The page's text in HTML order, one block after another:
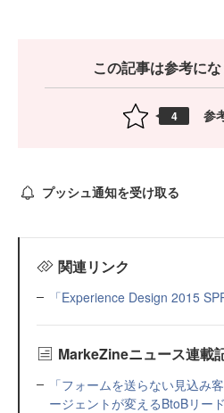
この記事は参考に
4 参
プッシュ通知を受け取る
関連リンク
「Experience Design 2015
MarkeZineニュース連載
「フォームを送らない見込み
ージェントが変えるBtoBリー